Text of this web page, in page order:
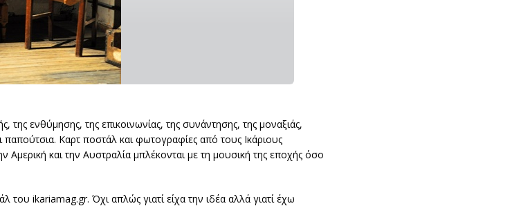
της ενθύμησης, της επικοινωνίας, της συνάντησης, της μοναξιάς,
Καρτ ποστάλ και φωτογραφίες από τους Ικάριους
και την Αυστραλία μπλέκονται με τη μουσική της εποχής όσο
ikariamag.gr. Όχι απλώς γιατί είχα την ιδέα αλλά γιατί έχω